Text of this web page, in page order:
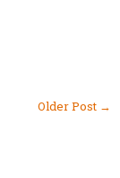
Older Post →